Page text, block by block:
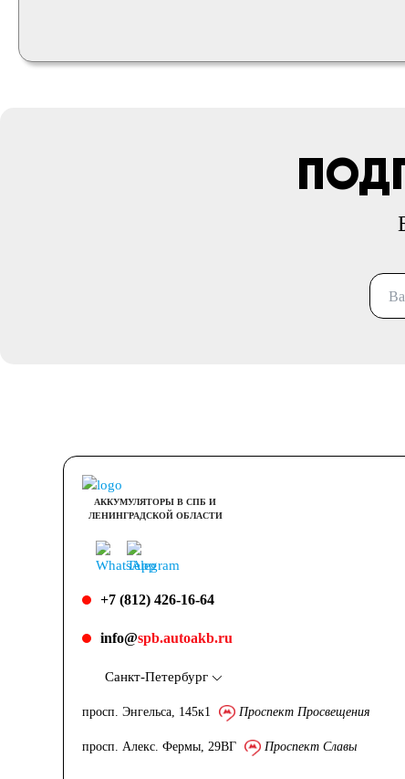
АККУМУЛЯТОРЫ В СПБ И
ЛЕНИНГРАДСКОЙ ОБЛАСТИ
+7 (812) 426-16-64
info@spb.autoakb.ru
Санкт-Петербург
просп. Энгельса, 145к1 Проспект Просвещения
просп. Алекс. Фермы, 29ВГ Проспект Славы